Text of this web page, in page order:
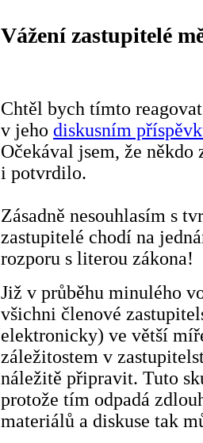
Vážení zastupitelé
Chtěl bych tímto
v jeho diskusním
Očekával jsem, že někdo
i potvrdilo.
Zásadně nesouhlasím s
zastupitelé chodí na
rozporu s literou zákona!
Již v průběhu minulého
všichni členové
elektronicky) ve větší
záležitostem v
náležitě připravit. Tuto
protože tím odpadá
materiálů a diskuse tak